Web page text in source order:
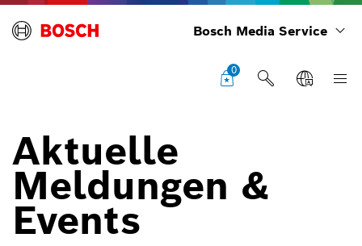
Bosch Media Service
0
Aktuelle
Meldungen &
Events